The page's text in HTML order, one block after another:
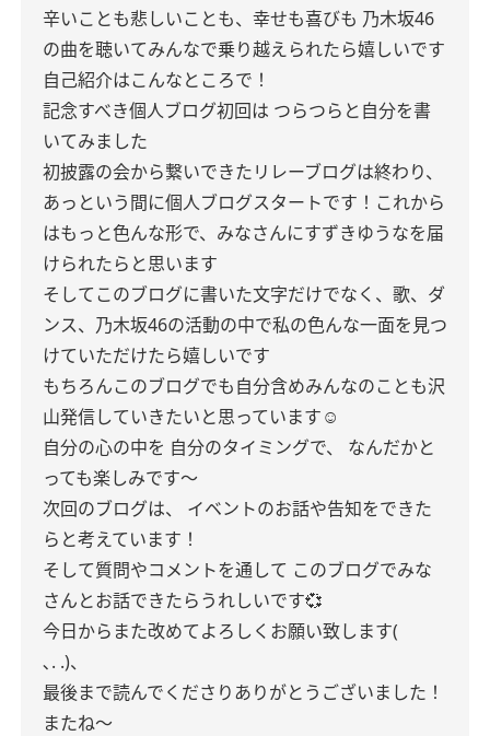
辛いことも悲しいことも、幸せも喜びも 乃木坂46
の曲を聴いてみんなで乗り越えられたら嬉しいです
自己紹介はこんなところで！
記念すべき個人ブログ初回は つらつらと自分を書
いてみました
初披露の会から繋いできたリレーブログは終わり、
あっという間に個人ブログスタートです！これから
はもっと色んな形で、みなさんにすずきゆうなを届
けられたらと思います︎
そしてこのブログに書いた文字だけでなく、歌、ダ
ンス、乃木坂46の活動の中で私の色んな一面を見つ
けていただけたら嬉しいです
もちろんこのブログでも自分含めみんなのことも沢
山発信していきたいと思っています☺️
自分の心の中を 自分のタイミングで、
なんだかと
っても楽しみです〜
次回のブログは、
イベントのお話や告知をできた
らと考えています！
そして質問やコメントを通して このブログでみな
さんとお話できたらうれしいです💞
今日からまた改めてよろしくお願い致します(
､. .)、
最後まで読んでくださりありがとうございました！
またね〜